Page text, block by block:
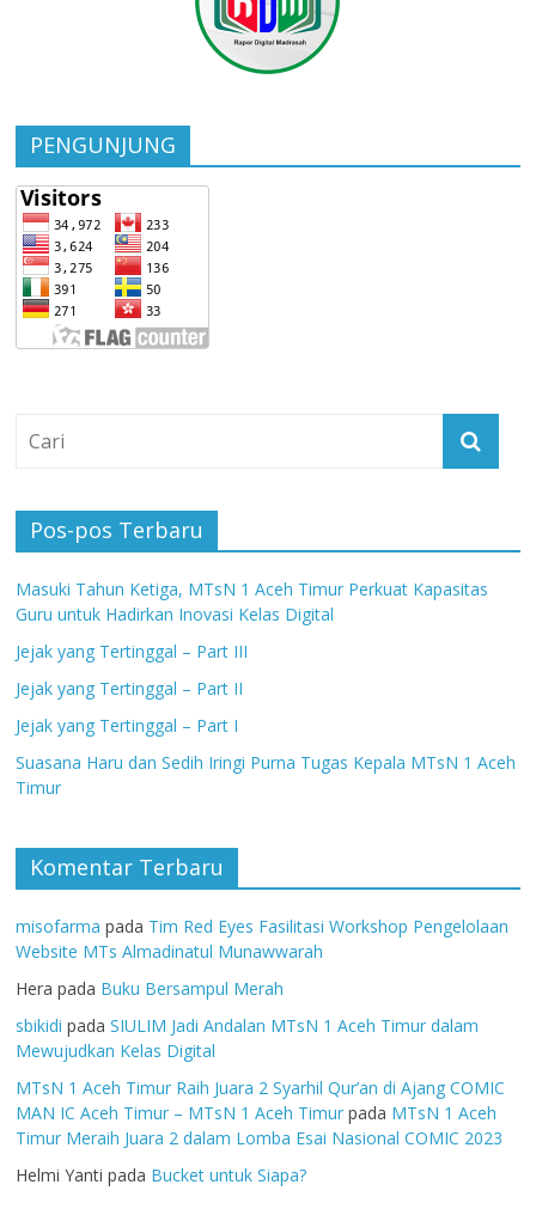
PENGUNJUNG
Pos-pos Terbaru
Masuki Tahun Ketiga, MTsN 1 Aceh Timur Perkuat Kapasitas
Guru untuk Hadirkan Inovasi Kelas Digital
Jejak yang Tertinggal – Part III
Jejak yang Tertinggal – Part II
Jejak yang Tertinggal – Part I
Suasana Haru dan Sedih Iringi Purna Tugas Kepala MTsN 1 Aceh
Timur
Komentar Terbaru
misofarma pada Tim Red Eyes Fasilitasi Workshop Pengelolaan
Website MTs Almadinatul Munawwarah
Hera pada Buku Bersampul Merah
sbikidi padaSIULIM Jadi Andalan MTsN 1 Aceh Timur dalam
Mewujudkan Kelas Digital
MTsN 1 Aceh Timur Raih Juara 2 Syarhil Qur’an di Ajang COMIC
MAN IC Aceh Timur – MTsN 1 Aceh Timur pada MTsN 1 Aceh
Timur Meraih Juara 2 dalam Lomba Esai Nasional COMIC 2023
Helmi Yanti pada Bucket untuk Siapa?